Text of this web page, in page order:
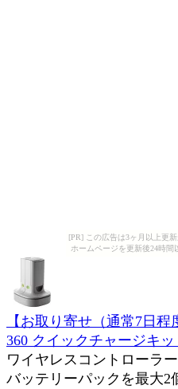
[PR] この広告は3ヶ月以上更
ホームページを更新後24時間
【お取り寄せ（通常7日
360 クイックチャージキ
ワイヤレスコントローラ
バッテリーパックを最大2